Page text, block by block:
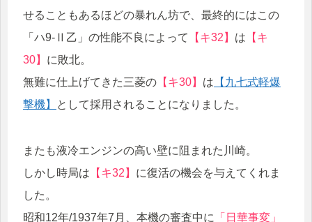
せることもあるほどの暴れん坊で、最終的にはこの
「ハ9-Ⅱ乙」の性能不良によって
【キ32】 は 【キ
30】 に敗北。
無難に仕上げてきた三菱の 【キ30】 は 【九七式軽爆
撃機】
として採用されることになりました。
またも液冷エンジンの高い壁に阻まれた川崎。
しかし時局は 【キ32】 に復活の機会を与えてくれま
した。
昭和12年/1937年7月、本機の審査中に
「日華事変」